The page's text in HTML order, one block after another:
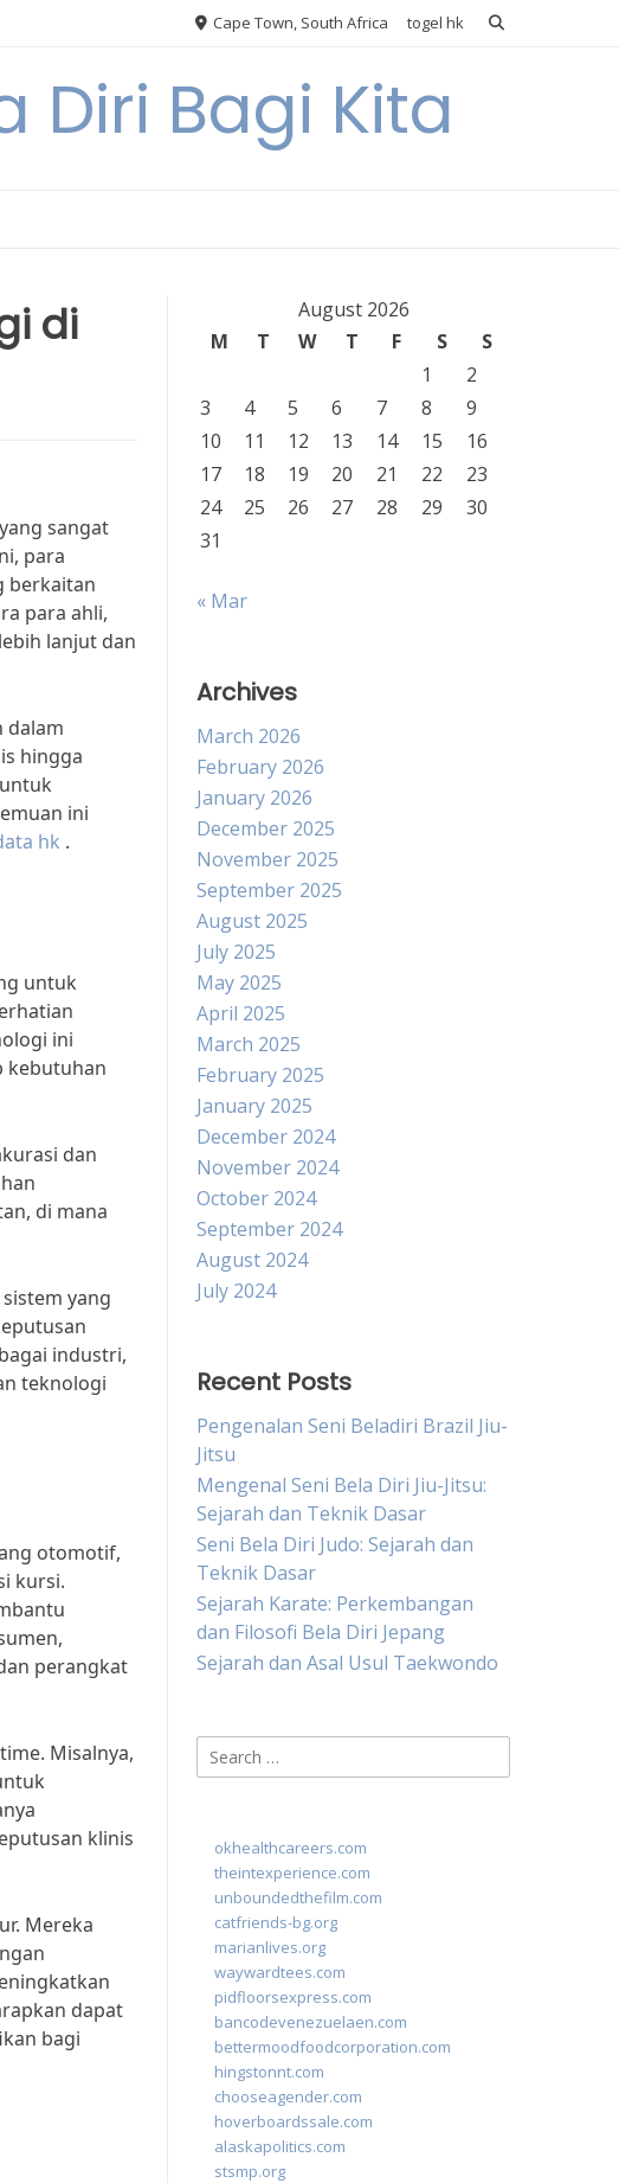
Cape Town, South Africa togel hk
Diri Bagi Kita
di
sangat
para
berkaitan
para ahli,
lanjut dan
dalam
hingga
ini
hk .
untuk
ini
kebutuhan
dan
di mana
yang
industri,
teknologi
otomotif,
kursi.
perangkat
Misalnya,
klinis
Mereka
dapat
bagi
August 2026
M
T W T F S
S
1
2
3
4 5 6 7 8
9
10
11 12 13 14 15
16
17
18 19 20 21 22
23
24
25 26 27 28 29
30
31
« Mar
Archives
March 2026
February 2026
January 2026
December 2025
November 2025
September 2025
August 2025
July 2025
May 2025
April 2025
March 2025
February 2025
January 2025
December 2024
November 2024
October 2024
September 2024
August 2024
July 2024
Recent Posts
Pengenalan Seni Beladiri Brazil Jiu-
Jitsu
Mengenal Seni Bela Diri Jiu-Jitsu:
Sejarah dan Teknik Dasar
Seni Bela Diri Judo: Sejarah dan
Teknik Dasar
Sejarah Karate: Perkembangan
dan Filosofi Bela Diri Jepang
Sejarah dan Asal Usul Taekwondo
Search
for:
okhealthcareers.com
theintexperience.com
unboundedthefilm.com
catfriends-bg.org
marianlives.org
waywardtees.com
pidfloorsexpress.com
bancodevenezuelaen.com
bettermoodfoodcorporation.com
hingstonnt.com
chooseagender.com
hoverboardssale.com
alaskapolitics.com
stsmp.org